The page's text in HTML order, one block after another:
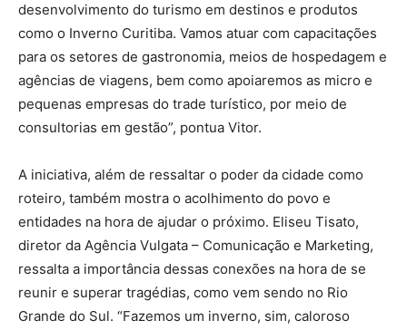
desenvolvimento do turismo em destinos e produtos
como o Inverno Curitiba. Vamos atuar com capacitações
para os setores de gastronomia, meios de hospedagem e
agências de viagens, bem como apoiaremos as micro e
pequenas empresas do trade turístico, por meio de
consultorias em gestão”, pontua Vitor.
A iniciativa, além de ressaltar o poder da cidade como
roteiro, também mostra o acolhimento do povo e
entidades na hora de ajudar o próximo. Eliseu Tisato,
diretor da Agência Vulgata – Comunicação e Marketing,
ressalta a importância dessas conexões na hora de se
reunir e superar tragédias, como vem sendo no Rio
Grande do Sul. “Fazemos um inverno, sim, caloroso